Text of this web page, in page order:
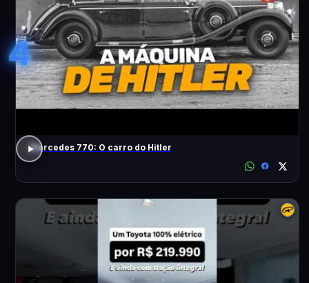
4
Mercedes 770: O carro do Hitler